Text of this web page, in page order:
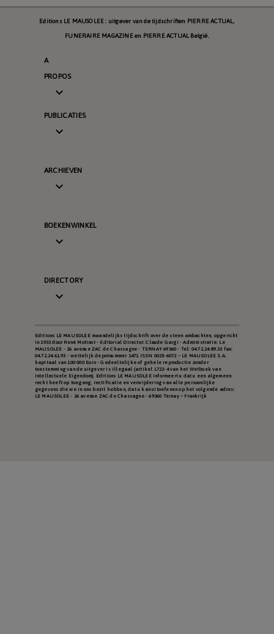
Editions LE MAUSOLEE : uitgever van de tijdschriften PIERRE ACTUAL,
FUNERAIRE MAGAZINE en PIERRE ACTUAL België.
A
PROPOS

PUBLICATIES

ARCHIEVEN

BOEKENWINKEL

DIRECTORY

Editions LE MAUSOLEE maandelijks tijdschrift over de steen ambachten, opgericht
in 1933 door René Motinot - Editorial Director: Claude Gargi - Administratie: Le
MAUSOLEE - 26 avenue ZAC de Chassagne - TERNAY 69360 - Tel: 04.72.24.89.33 fax:
04.72.24.61.93 - wettelijk depotnummer 1471 ISSN 0025-6072 – LE MAUSOLEE S.A.
kapitaal van 100 000 Euro - Gedeeltelijke of gehele reproductie zonder
toestemming van de uitgever is illegaal (artikel L722-4 van het Wetboek van
Intellectuele Eigendom). Editions LE MAUSOLEE informeert u dat u een algemeen
recht heeft op toegang, rectificatie en verwijdering van alle persoonlijke
gegevens die we in ons bezit hebben, dat u kan uitoefenen op het volgende adres:
LE MAUSOLEE - 26 avenue ZAC de Chassagne - 69360 Ternay – Frankrijk